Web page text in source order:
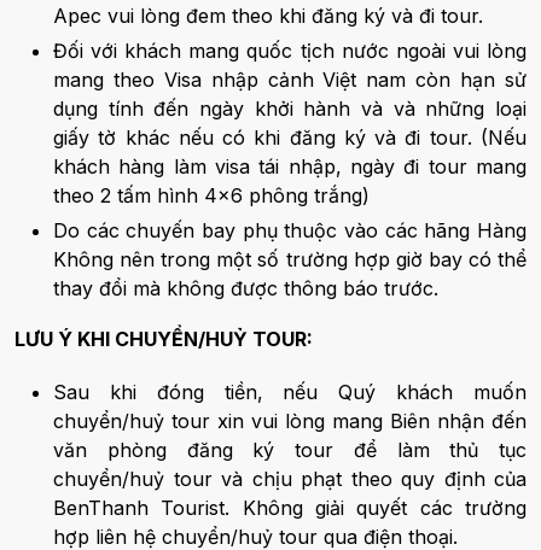
Apec vui lòng đem theo khi đăng ký và đi tour.
Đối với khách mang quốc tịch nước ngoài vui lòng
mang theo Visa nhập cảnh Việt nam còn hạn sử
dụng tính đến ngày khởi hành và và những loại
giấy tờ khác nếu có khi đăng ký và đi tour. (Nếu
khách hàng làm visa tái nhập, ngày đi tour mang
theo 2 tấm hình 4x6 phông trắng)
Do các chuyến bay phụ thuộc vào các hãng Hàng
Không nên trong một số trường hợp giờ bay có thể
thay đổi mà không được thông báo trước.
LƯU Ý KHI CHUYỂN/HUỶ TOUR:
Sau khi đóng tiền, nếu Quý khách muốn
chuyển/huỷ tour xin vui lòng mang Biên nhận đến
văn phòng đăng ký tour để làm thủ tục
chuyển/huỷ tour và chịu phạt theo quy định của
BenThanh Tourist. Không giải quyết các trường
hợp liên hệ chuyển/huỷ tour qua điện thoại.